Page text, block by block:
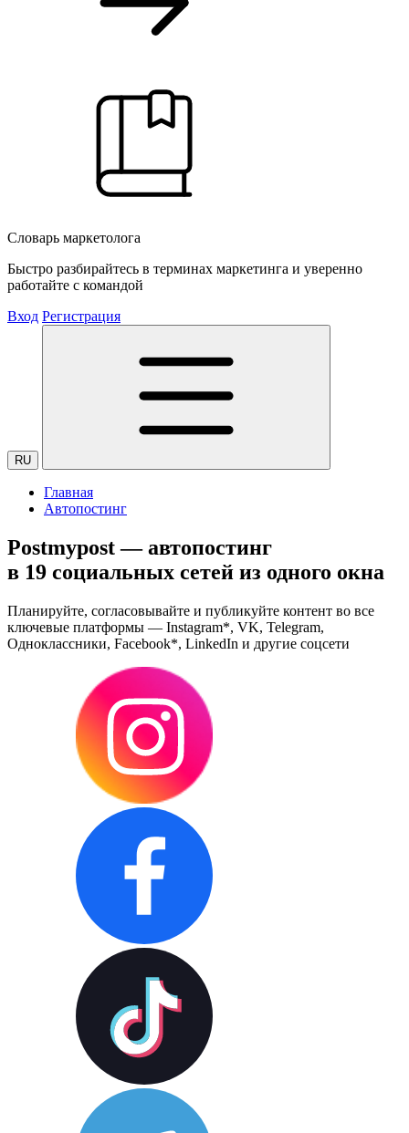
Словарь маркетолога
Быстро разбирайтесь в терминах маркетинга и уверенно
работайте с командой
Вход Регистрация
RU
Главная
Автопостинг
Postmypost — автопостинг
в 19 социальных сетей из одного окна
Планируйте, согласовывайте и публикуйте контент во все
ключевые платформы — Instagram*, VK, Telegram,
Одноклассники, Facebook*, LinkedIn и другие соцсети